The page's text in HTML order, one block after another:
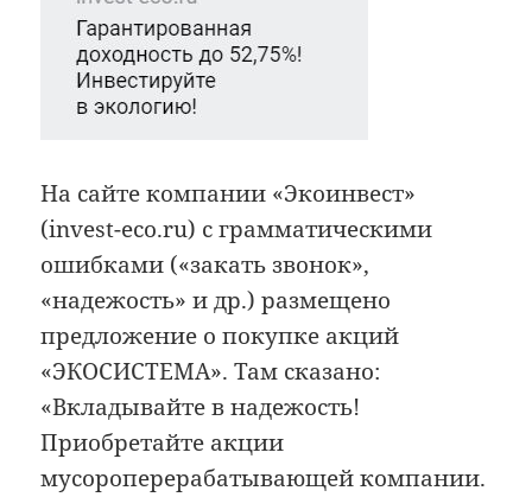
На сайте компании «Экоинвест»
(invest-eco.ru) c грамматическими
ошибками («закать звонок»,
«надежость» и др.) размещено
предложение о покупке акций
«ЭКОСИСТЕМА». Там сказано:
«Вкладывайте в надежость!
Приобретайте акции
мусороперерабатывающей компании.